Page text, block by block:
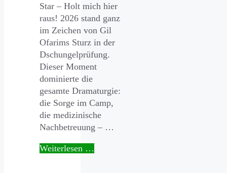
Star – Holt mich hier
raus! 2026 stand ganz
im Zeichen von Gil
Ofarims Sturz in der
Dschungelprüfung.
Dieser Moment
dominierte die
gesamte Dramaturgie:
die Sorge im Camp,
die medizinische
Nachbetreuung – …
Weiterlesen …